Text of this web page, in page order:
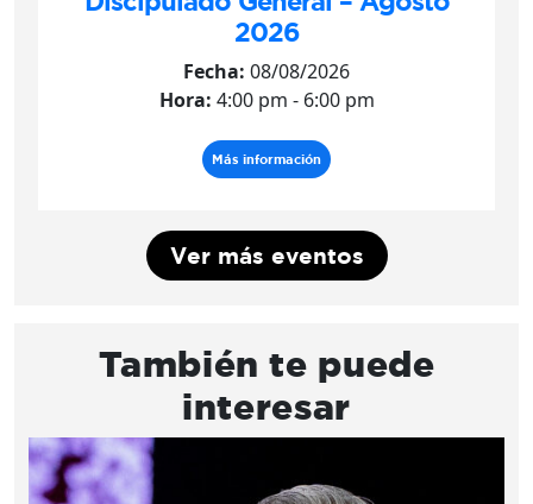
2026
Fecha: 08/08/2026
Hora: 4:00 pm - 6:00 pm
Más información
Ver más eventos
También te puede
interesar